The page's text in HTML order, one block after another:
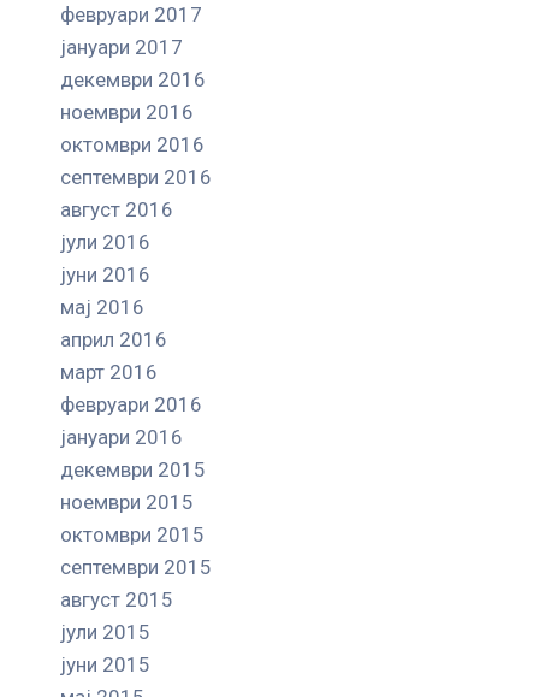
февруари 2017
јануари 2017
декември 2016
ноември 2016
октомври 2016
септември 2016
август 2016
јули 2016
јуни 2016
мај 2016
април 2016
март 2016
февруари 2016
јануари 2016
декември 2015
ноември 2015
октомври 2015
септември 2015
август 2015
јули 2015
јуни 2015